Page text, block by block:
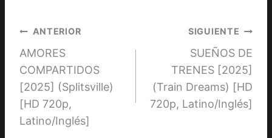
Navegación
de
entradas
ANTERIOR
AMORES
COMPARTIDOS
[2025] (Splitsville)
[HD 720p,
Latino/Inglés]
SIGUIENTE
SUEÑOS DE
TRENES [2025]
(Train Dreams) [HD
720p, Latino/Inglés]